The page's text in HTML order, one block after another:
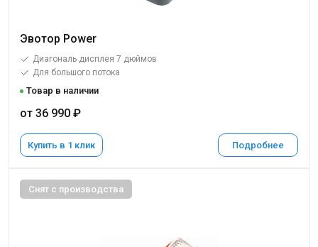
Эвотор Power
Диагональ дисплея 7 дюймов
Для большого потока
Товар в наличии
от 36 990 ₽
Купить в 1 клик Подробнее
Снят с производства